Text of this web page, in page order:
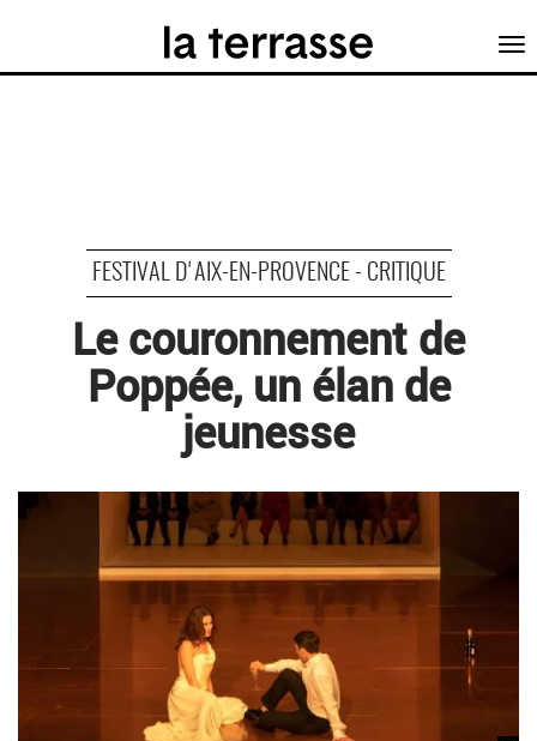
FESTIVAL D'AIX-EN-PROVENCE - CRITIQUE
Le couronnement de
Poppée, un élan de
jeunesse